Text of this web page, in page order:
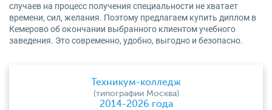
случаев на процесс получения специальности не хватает
времени, сил, желания. Поэтому предлагаем купить диплом в
Кемерово об окончании выбранного клиентом учебного
заведения. Это современно, удобно, выгодно и безопасно.
Техникум-колледж
(типографии Москва)
2014-2026 года